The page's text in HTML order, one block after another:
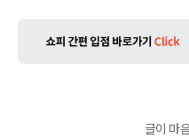
글이 마